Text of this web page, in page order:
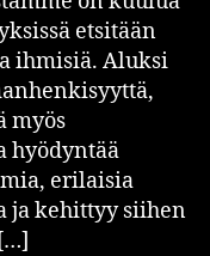
etsitään
ihmisiä. Aluksi
myös
hyödyntää
erilaisia
ja kehittyy siihen